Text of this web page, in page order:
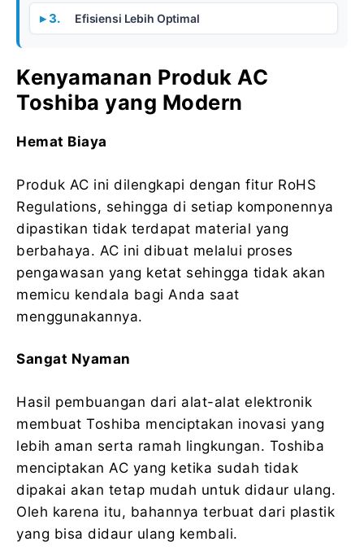
Efisiensi Lebih Optimal
Kenyamanan Produk AC
Toshiba yang Modern
Hemat Biaya
Produk AC ini dilengkapi dengan fitur RoHS
Regulations, sehingga di setiap komponennya
dipastikan tidak terdapat material yang
berbahaya. AC ini dibuat melalui proses
pengawasan yang ketat sehingga tidak akan
memicu kendala bagi Anda saat
menggunakannya.
Sangat Nyaman
Hasil pembuangan dari alat-alat elektronik
membuat Toshiba menciptakan inovasi yang
lebih aman serta ramah lingkungan. Toshiba
menciptakan AC yang ketika sudah tidak
dipakai akan tetap mudah untuk didaur ulang.
Oleh karena itu, bahannya terbuat dari plastik
yang bisa didaur ulang kembali.